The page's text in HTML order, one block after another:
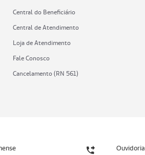
Central do Beneficiário
Central de Atendimento
Loja de Atendimento
Fale Conosco
Cancelamento (RN 561)
Ouvidoria